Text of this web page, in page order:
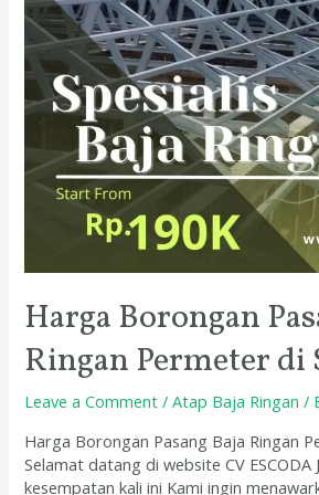
Harga Borongan
Ringan Permeter di
Leave a Comment /Atap Baja Ringan /
Harga Borongan Pasang Baja Ringan
Selamat datang di website CV ESCODA
kesempatan kali ini Kami ingin